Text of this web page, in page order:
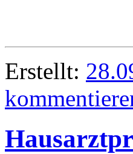
Erstellt: